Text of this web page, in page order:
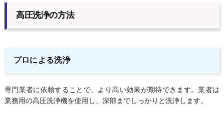
高圧洗浄の方法
プロによる洗浄
専門業者に依頼することで、より高い効果が期待できます。業者は
業務用の高圧洗浄機を使用し、深部までしっかりと洗浄します。